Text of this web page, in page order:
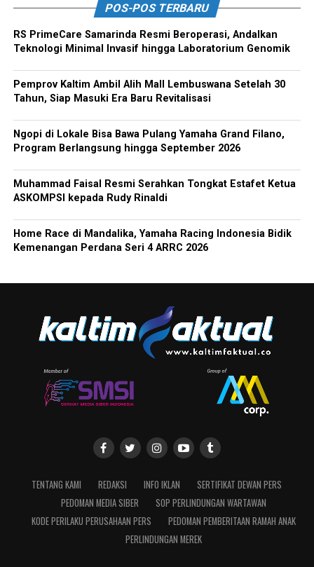
POS-POS TERBARU
RS PrimeCare Samarinda Resmi Beroperasi, Andalkan
Teknologi Minimal Invasif hingga Laboratorium Genomik
Pemprov Kaltim Ambil Alih Mall Lembuswana Setelah 30
Tahun, Siap Masuki Era Baru Revitalisasi
Ngopi di Lokale Bisa Bawa Pulang Yamaha Grand Filano,
Program Berlangsung hingga September 2026
Muhammad Faisal Resmi Serahkan Tongkat Estafet Ketua
ASKOMPSI kepada Rudy Rinaldi
Home Race di Mandalika, Yamaha Racing Indonesia Bidik
Kemenangan Perdana Seri 4 ARRC 2026
TENTANG KAMI REDAKSI INFO IKLAN
SERTIFIKAT DEWAN PERS
PEDOMAN MEDIA SIBER
SOP PERLINDUNGAN WARTAWAN
KODE PERILAKU PERUSAHAAN PERS
PEDOMAN PEMBERITAAN RAMAH ANAK
PERLINDUNGAN MEREK